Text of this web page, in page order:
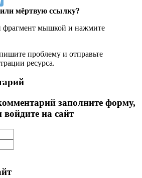
мёртвую ссылку?
фрагмент мышкой и нажмите
проблему и отправьте
ресурса.
заполните форму,
войдите на сайт